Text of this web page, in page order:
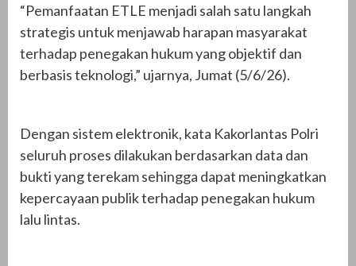
“Pemanfaatan ETLE menjadi salah satu langkah
strategis untuk menjawab harapan masyarakat
terhadap penegakan hukum yang objektif dan
berbasis teknologi,” ujarnya, Jumat (5/6/26).
Dengan sistem elektronik, kata Kakorlantas Polri
seluruh proses dilakukan berdasarkan data dan
bukti yang terekam sehingga dapat meningkatkan
kepercayaan publik terhadap penegakan hukum
lalu lintas.